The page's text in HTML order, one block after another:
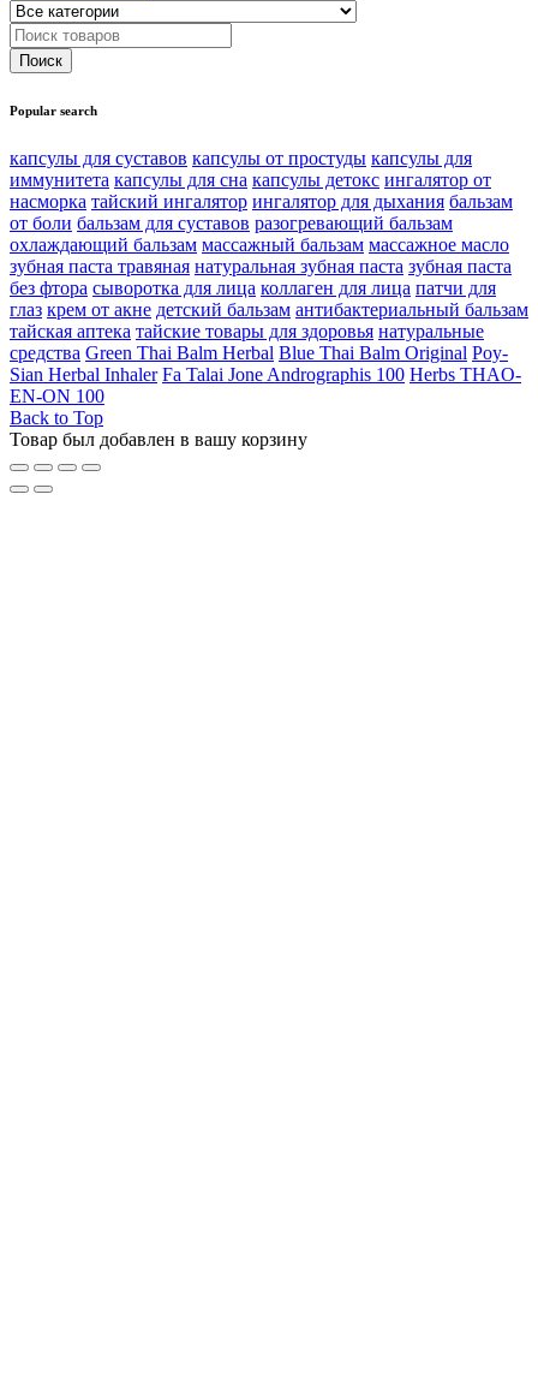
Popular search
капсулы для суставов капсулы от простуды капсулы для
иммунитета капсулы для сна капсулы детокс ингалятор от
насморка тайский ингалятор ингалятор для дыхания бальзам
от боли бальзам для суставов разогревающий бальзам
охлаждающий бальзам массажный бальзам массажное масло
зубная паста травяная натуральная зубная паста зубная паста
без фтора сыворотка для лица коллаген для лица патчи для
глаз крем от акне детский бальзам антибактериальный бальзам
тайская аптека тайские товары для здоровья натуральные
средства Green Thai Balm Herbal Blue Thai Balm Original Poy-
Sian Herbal Inhaler Fa Talai Jone Andrographis 100 Herbs THAO-
EN-ON 100
Back to Top
Товар был добавлен в вашу корзину